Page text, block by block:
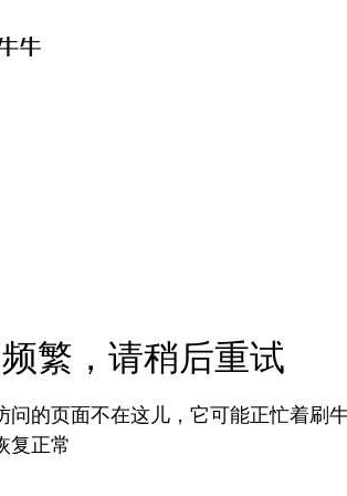
繁，请稍后重试
问的页面不在这儿，它可能正忙着刷
复正常